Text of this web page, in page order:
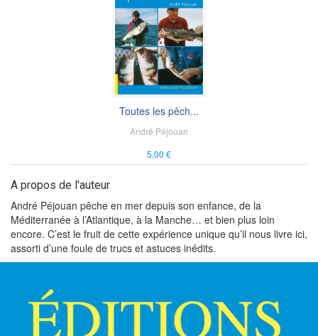
Toutes les pêch...
André Péjouan
5,00 €
A propos de l'auteur
André Péjouan pêche en mer depuis son enfance, de la
Méditerranée à l’Atlantique, à la Manche… et bien plus loin
encore. C’est le fruit de cette expérience unique qu’il nous livre ici,
assorti d’une foule de trucs et astuces inédits.